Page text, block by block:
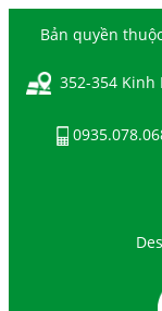
Bản quyền
352-354 Kinh